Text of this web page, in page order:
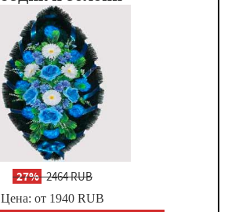
-27%2464 RUB
Цена: от 1940 RUB